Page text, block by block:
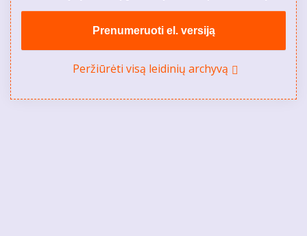
Prenumeruoti el. versiją
Peržiūrėti visą leidinių archyvą